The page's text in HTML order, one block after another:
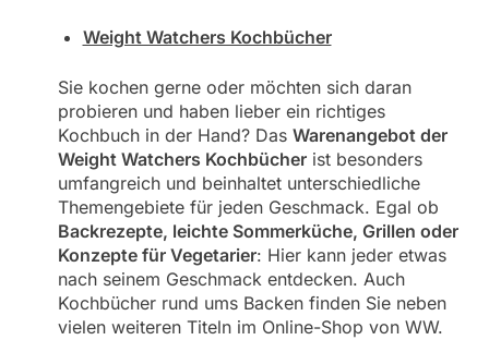
Weight Watchers Kochbücher
Sie kochen gerne oder möchten sich daran
probieren und haben lieber ein richtiges
Kochbuch in der Hand? Das Warenangebot der
Weight Watchers Kochbücherist besonders
umfangreich und beinhaltet unterschiedliche
Themengebiete für jeden Geschmack. Egal ob
Backrezepte, leichte Sommerküche, Grillen oder
Konzepte für Vegetarier: Hier kann jeder etwas
nach seinem Geschmack entdecken. Auch
Kochbücher rund ums Backen finden Sie neben
vielen weiteren Titeln im Online-Shop von WW.